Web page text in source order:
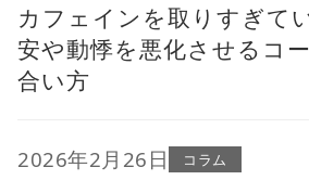
ツ
へ
移
カフェインを取りすぎて
安や動悸を悪化させるコ
合い方
2026年2月26日 コラム